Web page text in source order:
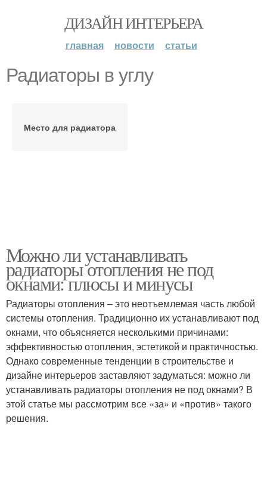
ДИЗАЙН ИНТЕРЬЕРА
главная новости статьи
Радиаторы в углу
Место для радиатора
Можно ли устанавливать
радиаторы отопления не под
окнами: плюсы и минусы
Радиаторы отопления – это неотъемлемая часть любой
системы отопления. Традиционно их устанавливают под
окнами, что объясняется несколькими причинами:
эффективностью отопления, эстетикой и практичностью.
Однако современные тенденции в строительстве и
дизайне интерьеров заставляют задуматься: можно ли
устанавливать радиаторы отопления не под окнами? В
этой статье мы рассмотрим все «за» и «против» такого
решения.